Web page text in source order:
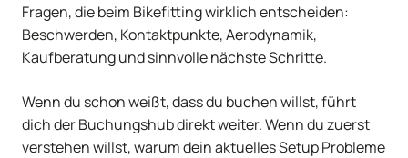
Fragen, die beim Bikefitting wirklich entscheiden:
Beschwerden, Kontaktpunkte, Aerodynamik,
Kaufberatung und sinnvolle nächste Schritte.
Wenn du schon weißt, dass du buchen willst, führt
dich der Buchungshub direkt weiter. Wenn du zuerst
verstehen willst, warum dein aktuelles Setup Probleme